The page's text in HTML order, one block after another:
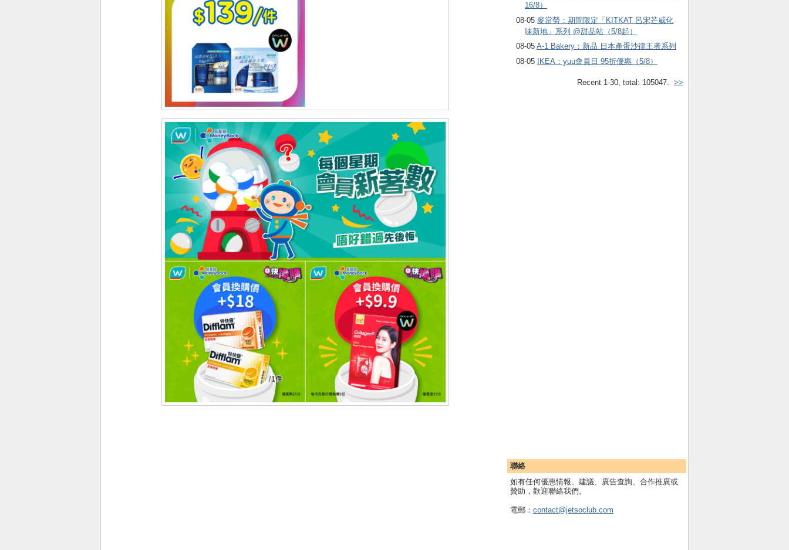
16/8）
08-05 麥當勞：期間限定「KITKAT 呂宋芒威化
味新地」系列 @甜品站（5/8起）
08-05 A-1 Bakery：新品 日本產蛋沙律王者系列
08-05
IKEA：yuu會員日 95折優惠（5/8）
Recent 1-30, total: 105047. >>
聯絡
如有任何優惠情報、建議、廣告查詢、合作推廣或
贊助，歡迎聯絡我們。
電郵： contact@jetsoclub.com